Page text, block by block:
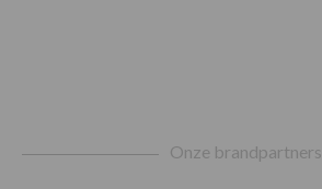
Onze brandpartners